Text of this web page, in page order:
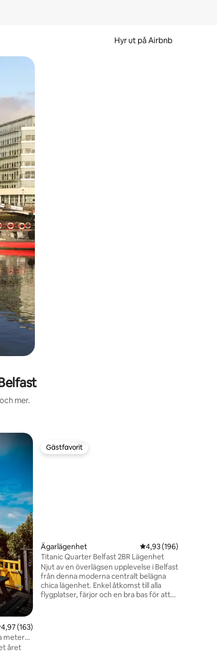
Hyr ut på Airbnb
mer.
av 5 i genomsnittligt betyg, 163 omdömen
4,97 (163)
meter
året
Gästfavorit
Gästfavorit
Ägarlägenhet 4,93 av 5 i
4,93 (196)
Titanic Quarter Belfast 2BR Lägenhet
Njut av en överlägsen upplevelse i Belfast
från denna moderna centralt belägna
chica lägenhet. Enkel åtkomst till alla
flygplatser, färjor och en bra bas för att